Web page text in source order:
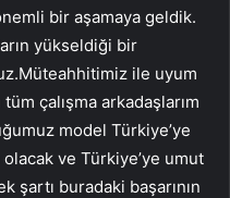
bir aşamaya geldik.
yükseldiği bir
ile uyum
tüm çalışma arkadaşlarım
model Türkiye’ye
olacak ve Türkiye’ye umut
şartı buradaki başarının